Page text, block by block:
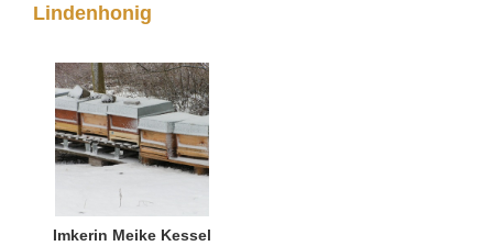
Lindenhonig
Imkerin Meike Kessel